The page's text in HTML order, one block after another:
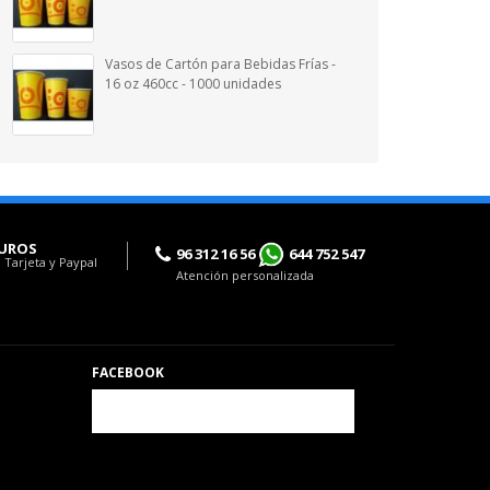
Vasos de Cartón para Bebidas Frías -
16 oz 460cc - 1000 unidades
y Paypal 96 312 16 56 644 752 547
Atención personalizada
FACEBOOK